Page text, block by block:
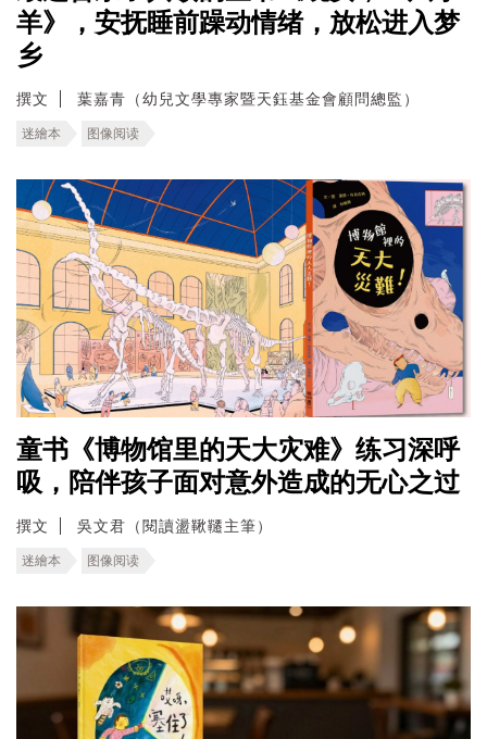
羊》，安抚睡前躁动情绪，放松进入梦
乡
撰文 葉嘉青（幼兒文學專家暨天鈺基金會顧問總監）
迷繪本 图像阅读
童书《博物馆里的天大灾难》练习深呼
吸，陪伴孩子面对意外造成的无心之过
撰文 吳文君（閱讀盪鞦韆主筆）
迷繪本 图像阅读